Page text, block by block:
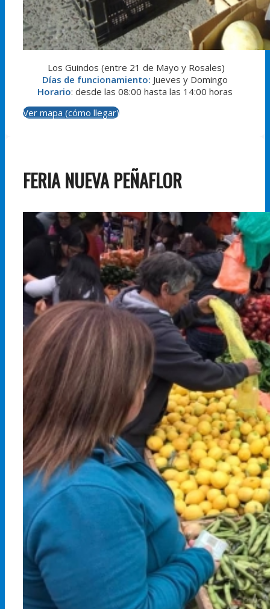
Los Guindos (entre 21 de Mayo y Rosales)
Días de funcionamiento: Jueves y Domingo
Horario: desde las 08:00 hasta las 14:00 horas
Ver mapa (cómo llegar)
FERIA NUEVA PEÑAFLOR